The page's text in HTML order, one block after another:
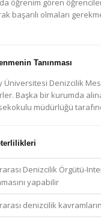
öğrenim gören
başarılı olmaları
Tanınması
Üniversitesi Denizcilik
Başka bir kurumda
müdürlüğü
Denizcilik Örgütü-
yapabilir
denizcilik